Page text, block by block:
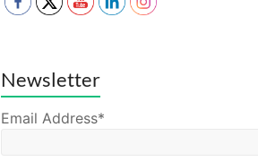
Newsletter
Email Address*